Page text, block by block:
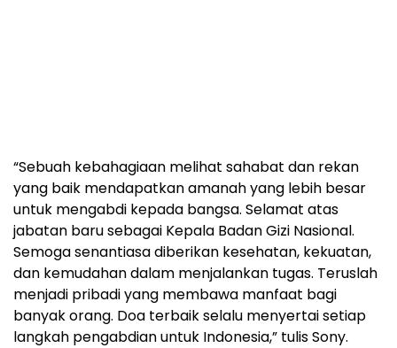
“Sebuah kebahagiaan melihat sahabat dan rekan
yang baik mendapatkan amanah yang lebih besar
untuk mengabdi kepada bangsa. Selamat atas
jabatan baru sebagai Kepala Badan Gizi Nasional.
Semoga senantiasa diberikan kesehatan, kekuatan,
dan kemudahan dalam menjalankan tugas. Teruslah
menjadi pribadi yang membawa manfaat bagi
banyak orang. Doa terbaik selalu menyertai setiap
langkah pengabdian untuk Indonesia,” tulis Sony.